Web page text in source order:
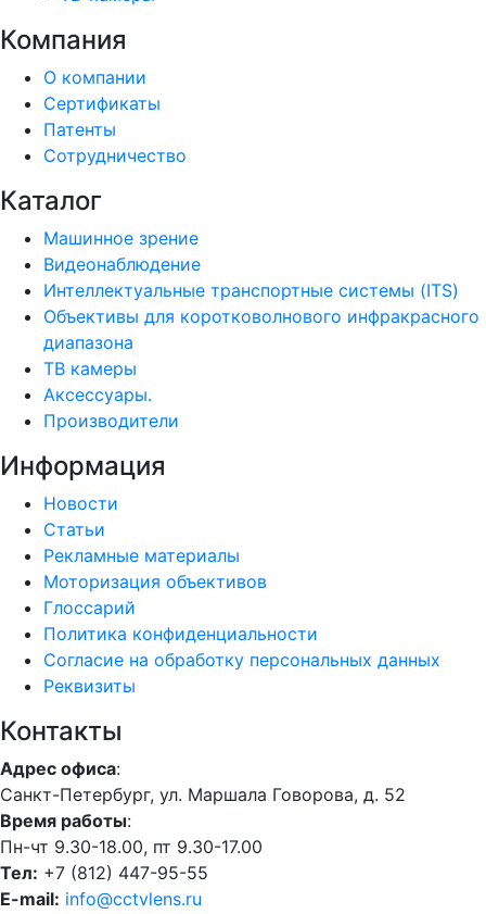
Компания
О компании
Сертификаты
Патенты
Сотрудничество
Каталог
Машинное зрение
Видеонаблюдение
Интеллектуальные транспортные системы (ITS)
Объективы для коротковолнового инфракрасного
диапазона
ТВ камеры
Аксессуары.
Производители
Информация
Новости
Статьи
Рекламные материалы
Моторизация объективов
Глоссарий
Политика конфиденциальности
Согласие на обработку персональных данных
Реквизиты
Контакты
Адрес офиса:
Санкт-Петербург, ул. Маршала Говорова, д. 52
Время работы:
Пн-чт 9.30-18.00, пт 9.30-17.00
Тел: +7 (812) 447-95-55
E-mail: info@cctvlens.ru